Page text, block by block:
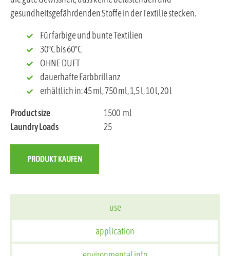
gesundheitsgefährdenden Stoffe in der Textilie stecken.
Für farbige und bunte Textilien
30°C bis 60°C
OHNE DUFT
dauerhafte Farbbrillanz
erhältlich in: 45 ml, 750 ml, 1,5 l, 10 l, 20 l
Product size 1500 ml
Laundry Loads
25
PRODUKT KAUFEN
use
application